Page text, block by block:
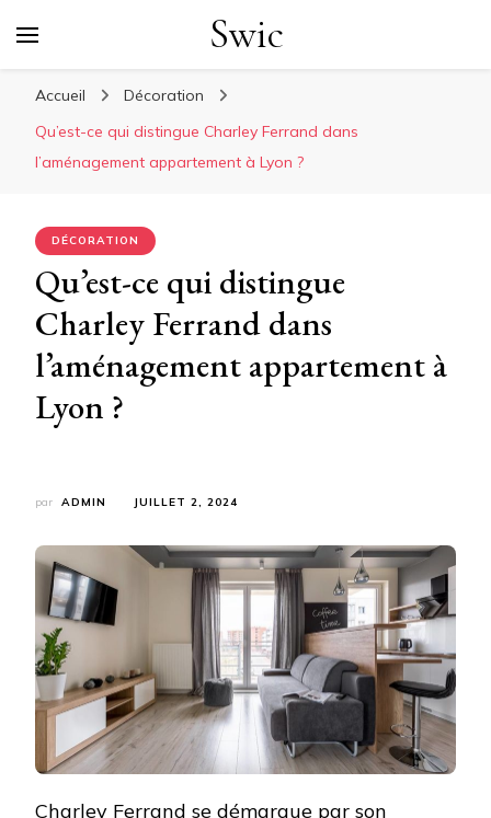
Swic
Accueil
Décoration
Qu’est-ce qui distingue Charley Ferrand dans
l’aménagement appartement à Lyon ?
DÉCORATION
Qu’est-ce qui distingue
Charley Ferrand dans
l’aménagement appartement à
Lyon ?
par ADMIN JUILLET 2, 2024
Charley Ferrand se démarque par son